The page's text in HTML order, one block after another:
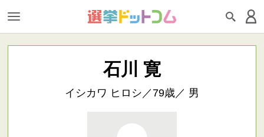
石川 寛
イシカワ ヒロシ／79歳／ 男